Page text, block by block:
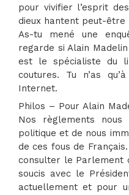
pour vivifier l’esprit
dieux hantent peut-être
As-tu mené une
regarde si Alain
est le spécialiste du
coutures. Tu n’as
Internet.
Philos – Pour Alain
Nos règlements
politique et de nous
de ces fous de
consulter le Parlement
soucis avec le
actuellement et pour